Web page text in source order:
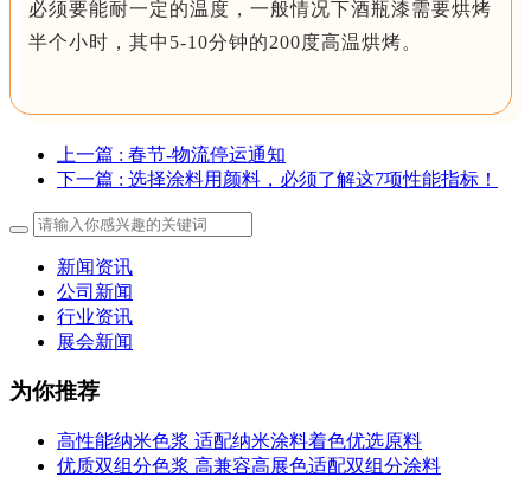
必须要能耐一定的温度，一般情况下酒瓶漆需要烘烤
半个小时，其中5-10分钟的200度高温烘烤。
上一篇 : 春节-物流停运通知
下一篇 : 选择涂料用颜料，必须了解这7项性能指标！
新闻资讯
公司新闻
行业资讯
展会新闻
为你推荐
高性能纳米色浆 适配纳米涂料着色优选原料
优质双组分色浆 高兼容高展色适配双组分涂料